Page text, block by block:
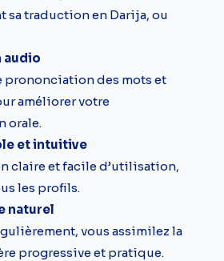
sa traduction en Darija, ou
audio
prononciation des mots et
améliorer votre
orale.
et intuitive
claire et facile d’utilisation,
les profils.
naturel
vous assimilez la
progressive et pratique.